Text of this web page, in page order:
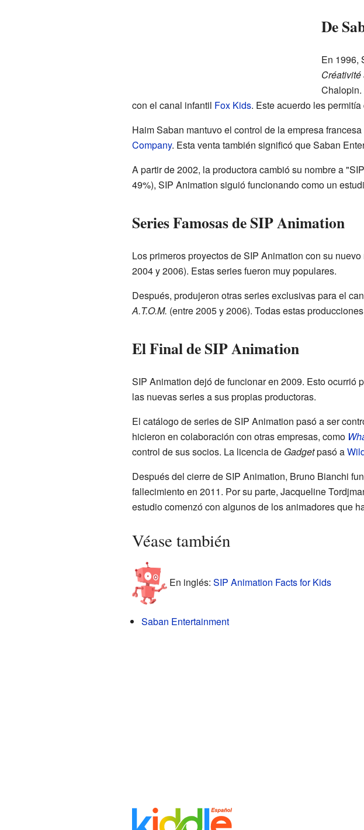
De
En 1996,
Chalopin.
con el canal infantil Fox Kids. Este acuerdo les
Haim Saban mantuvo el control de la empresa
Company. Esta venta también significó que Saban
A partir de 2002, la productora cambió su nombre a
49%), SIP Animation siguió funcionando como un
Series Famosas de SIP Animation
Los primeros proyectos de SIP Animation con su nuevo
2004 y 2006). Estas series fueron muy populares.
Después, produjeron otras series exclusivas para el
A.T.O.M. (entre 2005 y 2006). Todas estas
El Final de SIP Animation
SIP Animation dejó de funcionar en 2009. Esto
las nuevas series a sus propias productoras.
El catálogo de series de SIP Animation pasó a ser
hicieron en colaboración con otras empresas, como
control de sus socios. La licencia de Gadgetpasó a
Después del cierre de SIP Animation, Bruno Bianchi
fallecimiento en 2011. Por su parte, Jacqueline
estudio comenzó con algunos de los animadores que
Véase también
En inglés: SIP Animation Facts for Kids
Saban Entertainment